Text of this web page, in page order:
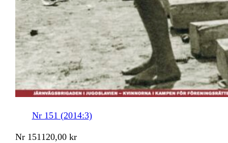
Nr 151 (2014:3)
Nr 151120,00kr